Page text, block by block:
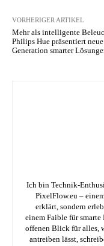
VORHERIGER ARTIKEL
Mehr als intelligente
Philips Hue präsentiert neue
Generation smarter
Ich bin Technik-
PixelFlow.eu –
erklärt, sondern
einem Faible für
offenen Blick für alles,
antreiben lässt,